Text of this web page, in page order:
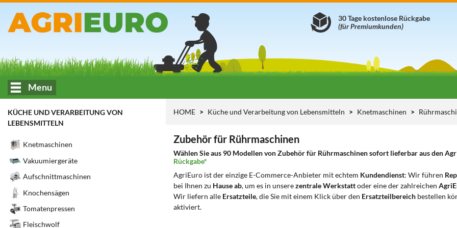
30 Tage kostenlose Rückgabe
(für Premiumkunden)
Menu
KÜCHE UND VERARBEITUNG VON
LEBENSMITTELN
Knetmaschinen
Vakuumiergeräte
Aufschnittmaschinen
Knochensägen
Tomatenpressen
Fleischwolf
HOME Küche und Verarbeitung von Lebensmitteln Knetmaschinen
Zubehör für Rührmaschinen
Wählen Sie aus 90 Modellen von Zubehör für Rührmaschinen sofort lieferbar aus den
Rückgabe*
AgriEuro ist der einzige E-Commerce-Anbieter mit echtem Kundendienst: Wir führen
bei Ihnen zu Hause ab, um es in unserezentrale Werkstattoder eine der zahlreichen
Wir liefern alle Ersatzteile, die Sie mit einem Klick über den Ersatzteilbereich bestellen
aktiviert.